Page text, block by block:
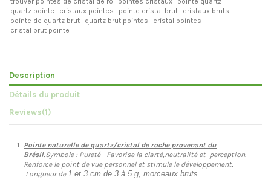
quartz pointe
cristaux pointes pointe cristal brut
cristaux bruts
pointe de quartz brut
quartz brut pointes
cristal pointes
cristal brut pointe
Description
Détails du produit
Reviews(1)
Pointe naturelle de quartz/cristal de roche provenant du
Brésil.Symbole : Pureté - Favorise la clarté,neutralité et perception.
Renforce le point de vue personnel et stimule le développement,
Longueur de 1 et 3 cm de 3 à 5 g, morceaux bruts.